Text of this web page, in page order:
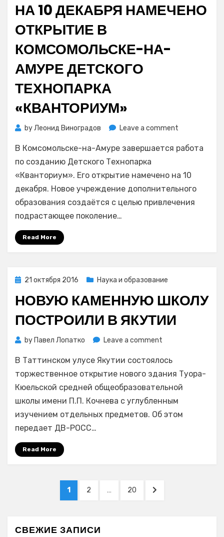
НА 10 ДЕКАБРЯ НАМЕЧЕНО
ОТКРЫТИЕ В
КОМСОМОЛЬСКЕ-НА-
АМУРЕ ДЕТСКОГО
ТЕХНОПАРКА
«КВАНТОРИУМ»
byЛеонид Виноградов Leave a comment
10
намечено
в
В Комсомольске-на-Амуре завершается работа
по созданию Детского Технопарка
«Кванториум». Его открытие намечено на 10
декабря. Новое учреждение дополнительного
образования создаётся с целью привлечения
подрастающее поколение…
Read More
Posted
21 октября 2016 Наука и образование
НОВУЮ КАМЕННУЮ ШКОЛУ
ПОСТРОИЛИ В ЯКУТИИ
by Павел Лопатко Leave a comment
каменную
школу
построили
Якутии
В Таттинском улусе Якутии состоялось
торжественное открытие нового здания Туора-
Кюельской средней общеобразовательной
школы имени П.П. Кочнева с углубленным
изучением отдельных предметов. Об этом
передает ДВ-РОСС…
Read More
НавигацияPAGE
1 PAGE
2 … PAGE
20
NEXT
СВЕЖИЕ ЗАПИСИ